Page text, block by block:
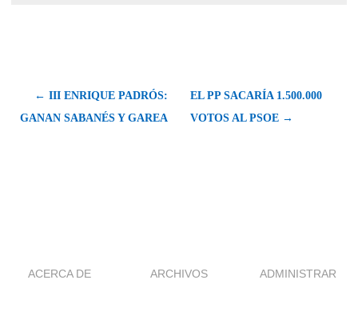
← III ENRIQUE PADRÓS:
GANAN SABANÉS Y GAREA
EL PP SACARÍA 1.500.000
VOTOS AL PSOE →
ACERCA DE ARCHIVOS ADMINISTRAR